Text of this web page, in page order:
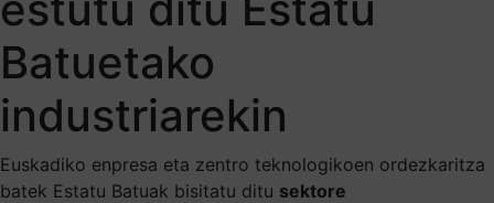
Batuetako
industriarekin
Euskadiko enpresa eta zentro teknologikoen ordezkaritza
batek Estatu Batuak bisitatu ditu sektore